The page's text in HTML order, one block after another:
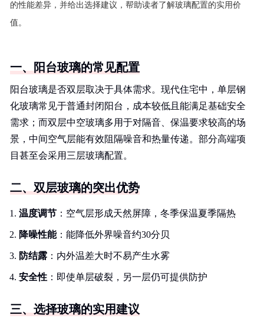
的性能差异，并给出选择建议，帮助读者了解玻璃配置的实用价
值。
一、阳台玻璃的常见配置
阳台玻璃是否双层取决于具体需求。现代住宅中，单层钢
化玻璃常见于普通封闭阳台，成本较低且能满足基础安全
需求；而双层中空玻璃多用于对隔音、保温要求较高的场
景，中间空气层能有效阻隔噪音和热量传递。部分高端项
目甚至会采用三层玻璃配置。
二、双层玻璃的突出优势
温度调节 ：空气层形成天然屏障，冬季保温夏季隔热
降噪性能：能降低外界噪音约30分贝
防结露 ：内外温差大时不易产生水雾
安全性 ：即使单层破裂，另一层仍可提供防护
三、选择玻璃的实用建议